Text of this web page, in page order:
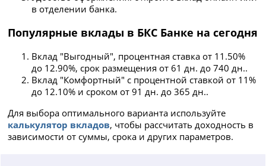
в отделении банка.
Популярные вклады в БКС Банке на сегодня
Вклад "Выгодный", процентная ставка от 11.50%
до 12.90%, срок размещения от 61 дн. до 740 дн..
Вклад "Комфортный" с процентной ставкой от 11%
до 12.10% и сроком от 91 дн. до 365 дн..
Для выбора оптимального варианта используйте
калькулятор вкладов, чтобы рассчитать доходность в
зависимости от суммы, срока и других параметров.